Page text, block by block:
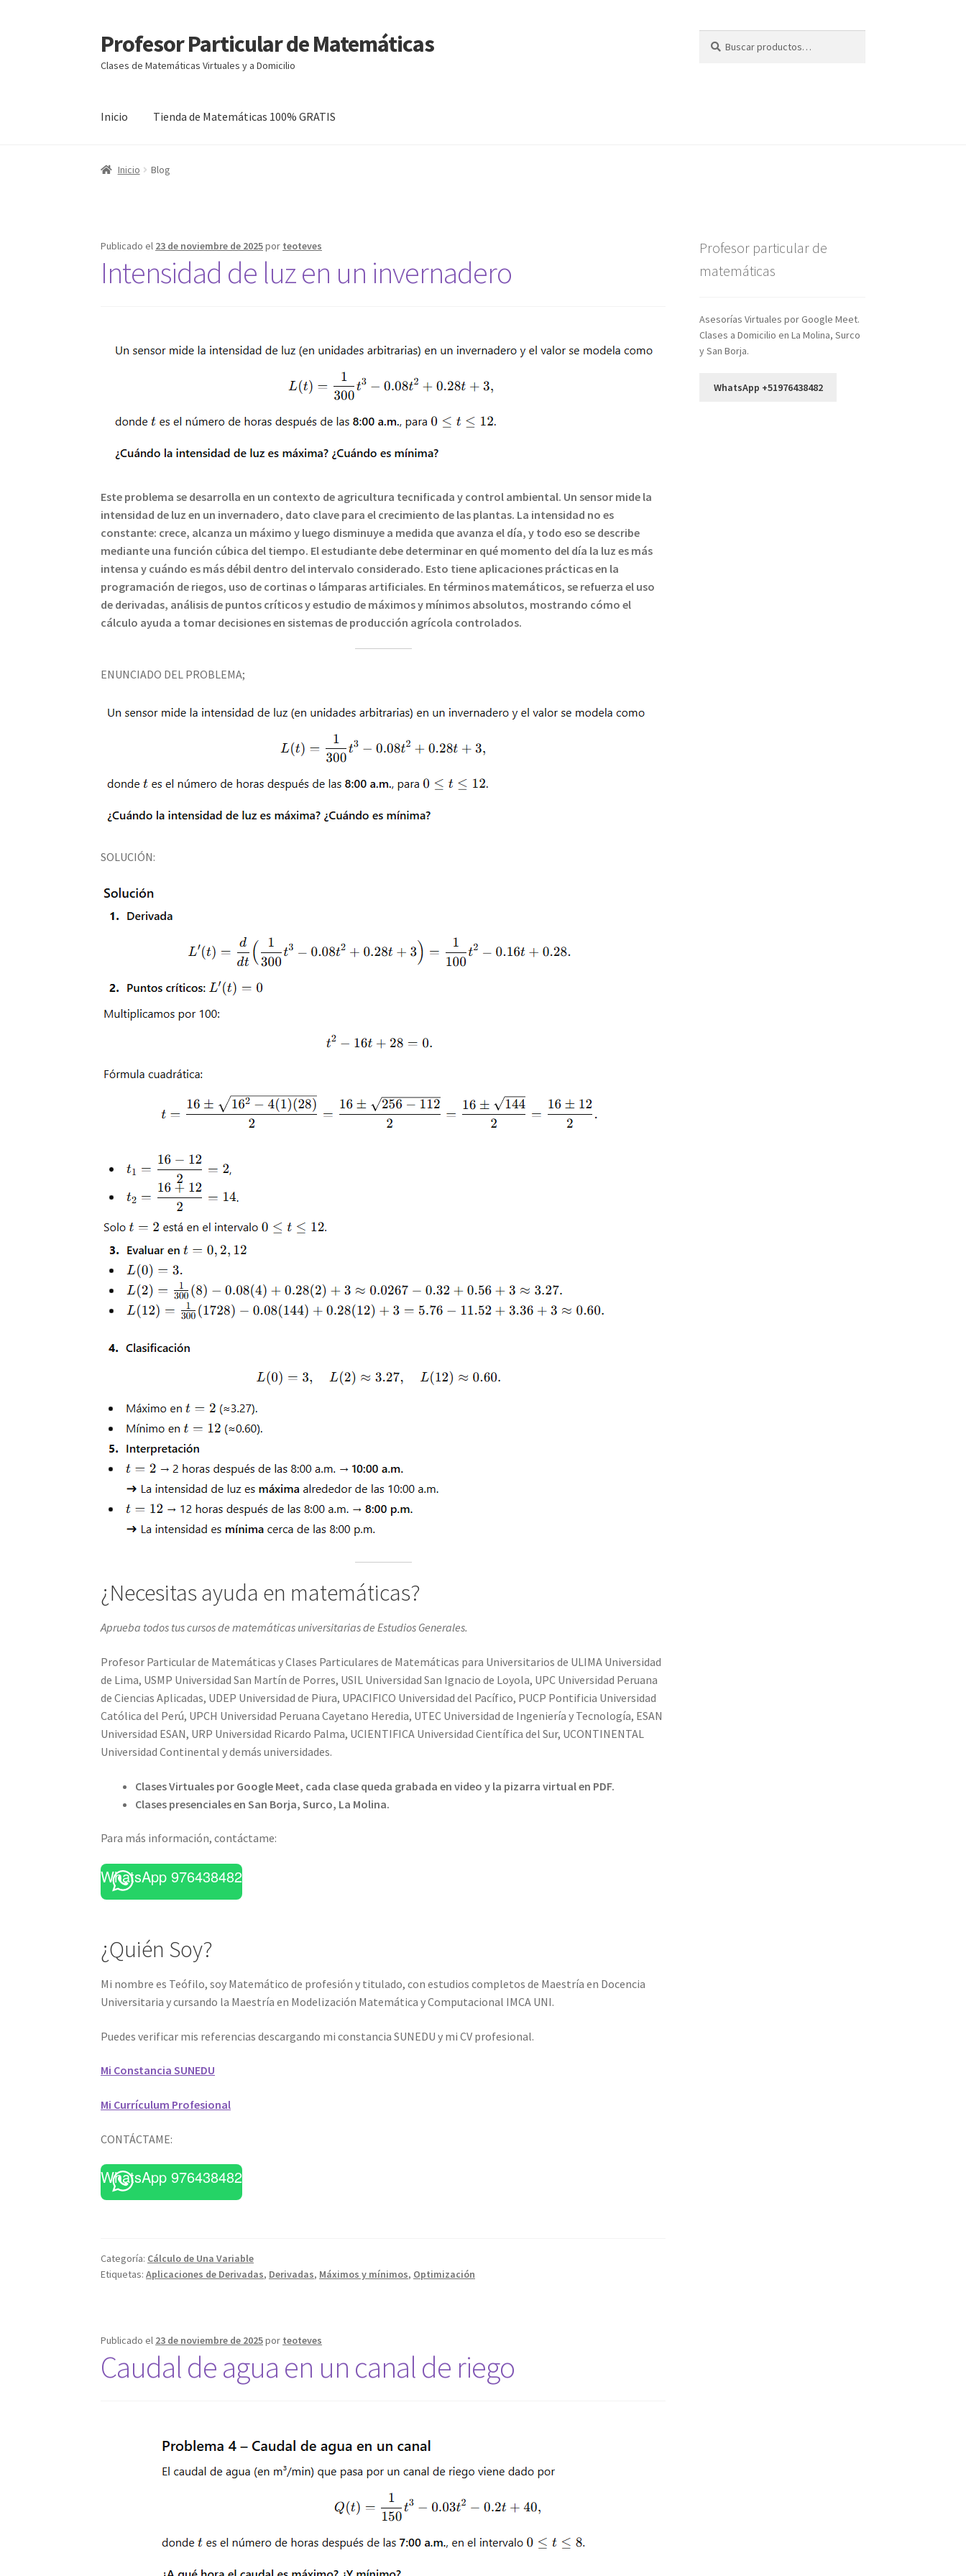
Ir
a
la
Ir
al
contenido
Profesor Particular de Matemáticas
Clases de Matemáticas Virtuales y a Domicilio
por:
Inicio Tienda de Matemáticas 100% GRATIS
Inicio Blog
Publicado el 23 de noviembre de 2025por teoteves
Intensidad de luz en un invernadero
Este problema se desarrolla en un contexto de agricultura tecnificada y control ambiental. Un sensor mide la
intensidad de luz en un invernadero, dato clave para el crecimiento de las plantas. La intensidad no es
constante: crece, alcanza un máximo y luego disminuye a medida que avanza el día, y todo eso se describe
mediante una función cúbica del tiempo. El estudiante debe determinar en qué momento del día la luz es más
intensa y cuándo es más débil dentro del intervalo considerado. Esto tiene aplicaciones prácticas en la
programación de riegos, uso de cortinas o lámparas artificiales. En términos matemáticos, se refuerza el uso
de derivadas, análisis de puntos críticos y estudio de máximos y mínimos absolutos, mostrando cómo el
cálculo ayuda a tomar decisiones en sistemas de producción agrícola controlados.
ENUNCIADO DEL PROBLEMA;
SOLUCIÓN:
¿Necesitas ayuda en matemáticas?
Aprueba todos tus cursos de matemáticas universitarias de Estudios Generales.
Profesor Particular de Matemáticas y Clases Particulares de Matemáticas para Universitarios de ULIMA Universidad
de Lima, USMP Universidad San Martín de Porres, USIL Universidad San Ignacio de Loyola, UPC Universidad Peruana
de Ciencias Aplicadas, UDEP Universidad de Piura, UPACIFICO Universidad del Pacífico, PUCP Pontificia Universidad
Católica del Perú, UPCH Universidad Peruana Cayetano Heredia, UTEC Universidad de Ingeniería y Tecnología, ESAN
Universidad ESAN, URP Universidad Ricardo Palma, UCIENTIFICA Universidad Científica del Sur, UCONTINENTAL
Universidad Continental y demás universidades.
Clases Virtuales por Google Meet, cada clase queda grabada en video y la pizarra virtual en PDF.
Clases presenciales en San Borja, Surco, La Molina.
Para más información, contáctame:
WhatsApp 976438482
¿Quién Soy?
Mi nombre es Teófilo, soy Matemático de profesión y titulado, con estudios completos de Maestría en Docencia
Universitaria y cursando la Maestría en Modelización Matemática y Computacional IMCA UNI.
Puedes verificar mis referencias descargando mi constancia SUNEDU y mi CV profesional.
Mi Constancia SUNEDU
Mi Currículum Profesional
CONTÁCTAME:
WhatsApp 976438482
Categoría: Cálculo de Una Variable
Etiquetas:Aplicaciones de Derivadas, Derivadas, Máximos y mínimos, Optimización
Publicado el 23 de noviembre de 2025por teoteves
Caudal de agua en un canal de riego
Profesor particular de
matemáticas
Asesorías Virtuales por Google Meet.
Clases a Domicilio en La Molina, Surco
y San Borja.
WhatsApp +51976438482